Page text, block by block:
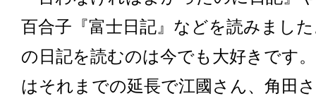
百合子『富士日記』などを読みまし
の日記を読むのは今でも大好きです
はそれまでの延長で江國さん、角田